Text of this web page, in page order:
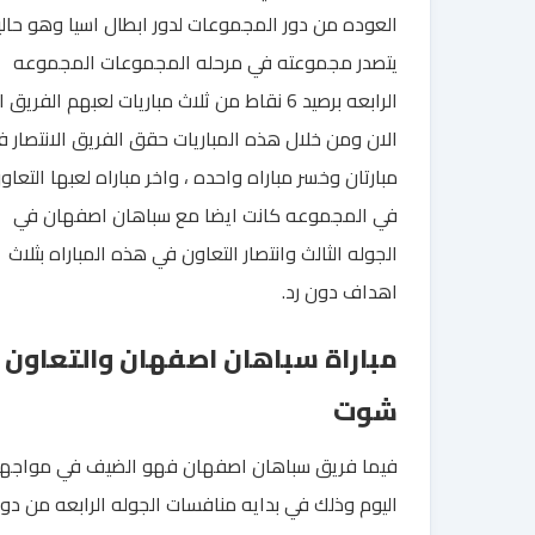
العوده من دور المجموعات لدور ابطال اسيا وهو
يتصدر مجموعته في مرحله المجموعات المجموعه
الرابعه برصيد 6 نقاط من ثلاث مباريات لعبهم
الان ومن خلال هذه المباريات حقق الفريق
مبارتان وخسر مباراه واحده ، واخر مباراه لعبها
في المجموعه كانت ايضا مع سباهان اصفهان في
الجوله الثالث وانتصار التعاون في هذه المباراه بثلاث
اهداف دون رد.
مباراة سباهان اصفهان والتعاون
شوت
فيما فريق سباهان اصفهان فهو الضيف في
اليوم وذلك في بدايه منافسات الجوله الرابعه من